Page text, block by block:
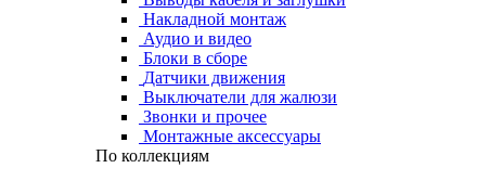
Накладной монтаж
Аудио и видео
Блоки в сборе
Датчики движения
Выключатели для жалюзи
Звонки и прочее
Монтажные аксессуары
По коллекциям